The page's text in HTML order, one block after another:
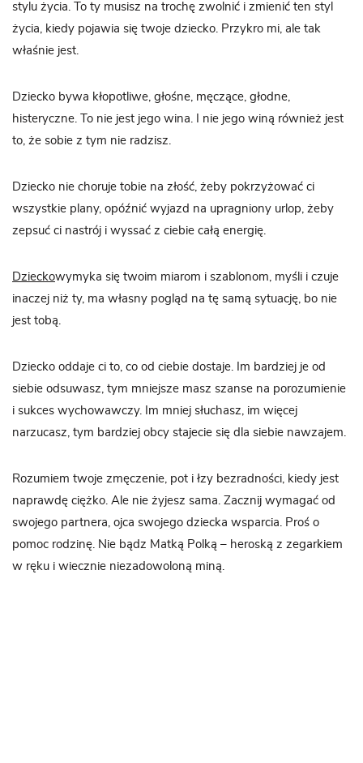
stylu życia. To ty musisz na trochę zwolnić i zmienić ten styl
życia, kiedy pojawia się twoje dziecko. Przykro mi, ale tak
właśnie jest.
Dziecko bywa kłopotliwe, głośne, męczące, głodne,
histeryczne. To nie jest jego wina. I nie jego winą również jest
to, że sobie z tym nie radzisz.
Dziecko nie choruje tobie na złość, żeby pokrzyżować ci
wszystkie plany, opóźnić wyjazd na upragniony urlop, żeby
zepsuć ci nastrój i wyssać z ciebie całą energię.
Dzieckowymyka się twoim miarom i szablonom, myśli i czuje
inaczej niż ty, ma własny pogląd na tę samą sytuację, bo nie
jest tobą.
Dziecko oddaje ci to, co od ciebie dostaje. Im bardziej je od
siebie odsuwasz, tym mniejsze masz szanse na porozumienie
i sukces wychowawczy. Im mniej słuchasz, im więcej
narzucasz, tym bardziej obcy stajecie się dla siebie nawzajem.
Rozumiem twoje zmęczenie, pot i łzy bezradności, kiedy jest
naprawdę ciężko. Ale nie żyjesz sama. Zacznij wymagać od
swojego partnera, ojca swojego dziecka wsparcia. Proś o
pomoc rodzinę. Nie bądz Matką Polką – heroską z zegarkiem
w ręku i wiecznie niezadowoloną miną.